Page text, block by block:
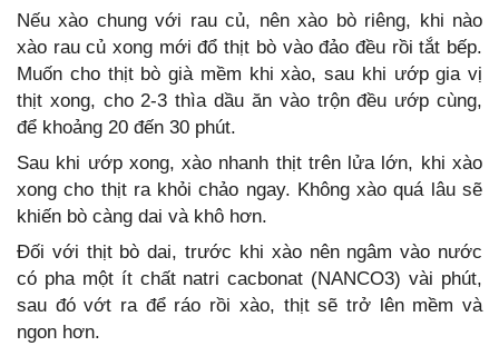
Nếu xào chung với rau củ, nên xào bò riêng, khi nào
xào rau củ xong mới đổ thịt bò vào đảo đều rồi tắt bếp.
Muốn cho thịt bò già mềm khi xào, sau khi ướp gia vị
thịt xong, cho 2-3 thìa dầu ăn vào trộn đều ướp cùng,
để khoảng 20 đến 30 phút.
Sau khi ướp xong, xào nhanh thịt trên lửa lớn, khi xào
xong cho thịt ra khỏi chảo ngay. Không xào quá lâu sẽ
khiến bò càng dai và khô hơn.
Đối với thịt bò dai, trước khi xào nên ngâm vào nước
có pha một ít chất natri cacbonat (NANCO3) vài phút,
sau đó vớt ra để ráo rồi xào, thịt sẽ trở lên mềm và
ngon hơn.